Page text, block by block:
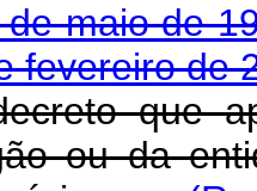
maio de
fevereiro de
que
ou da